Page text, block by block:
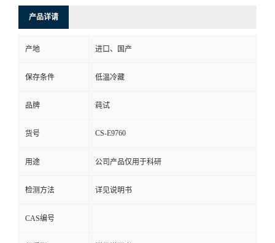
产品详请
产地 进口、国产
保存条件 低温冷藏
品牌 莼试
货号 CS-E9760
用途 公司产品仅用于科研
检测方法 详见说明书
CAS编号